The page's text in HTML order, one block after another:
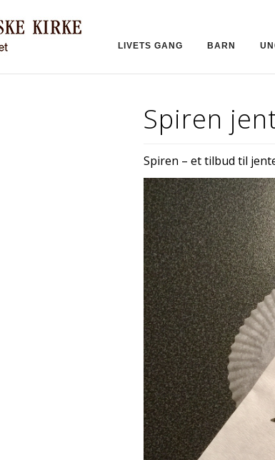
LIVETS GANG BARN
Spiren
Spiren – et tilbud til